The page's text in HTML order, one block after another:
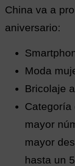
China va a
aniversario:
Moda
Bricolaje
Categoría
mayor
mayor
hasta un